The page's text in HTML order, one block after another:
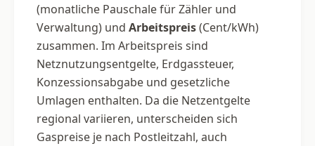
(monatliche Pauschale für Zähler und
Verwaltung) und Arbeitspreis(Cent/kWh)
zusammen. Im Arbeitspreis sind
Netznutzungsentgelte, Erdgassteuer,
Konzessionsabgabe und gesetzliche
Umlagen enthalten. Da die Netzentgelte
regional variieren, unterscheiden sich
Gaspreise je nach Postleitzahl, auch